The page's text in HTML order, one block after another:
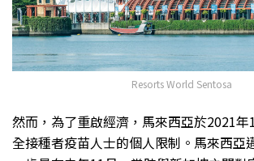
Resorts World Sentosa
然而，為了重啟經濟，馬來西亞於2021
全接種者疫苗人士的個人限制。馬來西亞